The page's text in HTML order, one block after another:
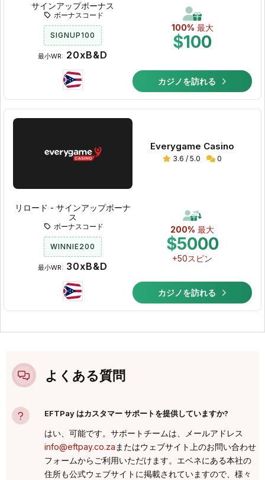
100% 最大
$100
サインアップボーナス
ボーナスコード
SIGNUP100
最小WR: 20xB&D
カジノを訪れる
Everygame Casino
3.6 / 5.0 0
200% 最大
$5000
+50スピン
リロード - サインアップボーナ
ス
ボーナスコード
WINNIE200
最小WR: 30xB&D
カジノを訪れる
よくある質問
EFTPay はカスタマー サポートを提供していますか?
はい、可能です。サポートチームは、メールアドレス
info@eftpay.co.za またはウェブサイト上のお問い合わせ
フォームからご利用いただけます。エベネにある本社の
住所も公式ウェブサイトに掲載されていますので、様々